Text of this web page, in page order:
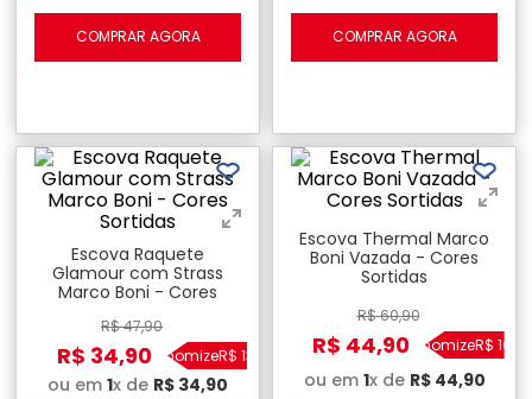
COMPRAR AGORA COMPRAR AGORA
Escova Raquete
Glamour com Strass
Marco Boni - Cores
R$47,90
R$ 34,90EconomizeR$ 13
ou em 1x de R$ 34,90
Escova Thermal Marco
Boni Vazada - Cores
Sortidas
R$60,90
R$ 44,90EconomizeR$ 16
ou em 1x de R$ 44,90